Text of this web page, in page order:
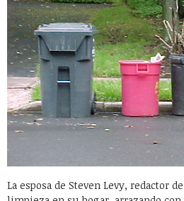
La esposa de Steven Levy, redactor de